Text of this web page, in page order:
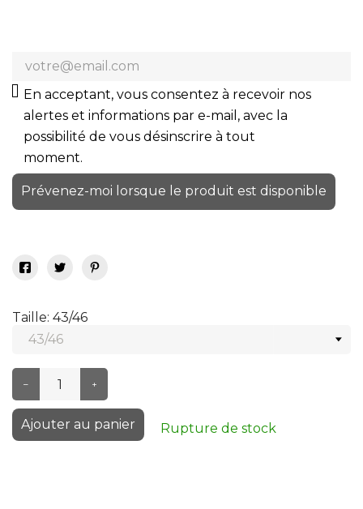
En acceptant, vous consentez à recevoir nos
alertes et informations par e-mail, avec la
possibilité de vous désinscrire à tout
moment.
Prévenez-moi lorsque le produit est disponible
Taille: 43/46
– +
Ajouter au panier Rupture de stock